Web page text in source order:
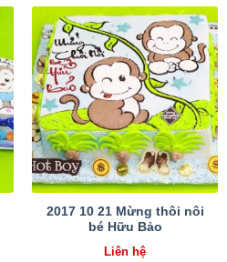
2017 10 21 Mừng thôi nôi
bé Hữu Bảo
Liên hệ